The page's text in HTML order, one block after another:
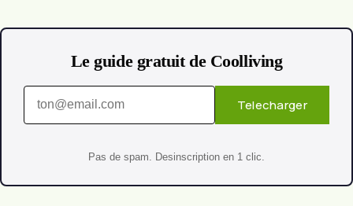
Le guide gratuit de Coolliving
Telecharger
Pas de spam. Desinscription en 1 clic.